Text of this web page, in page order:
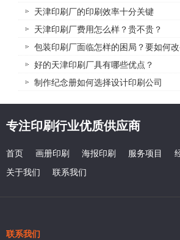
天津印刷厂的印刷效率十分关键
天津印刷厂费用怎么样？贵不贵？
包装印刷厂面临怎样的困局？要如何
好的天津印刷厂具有哪些优点？
制作纪念册如何选择设计印刷公司
专注印刷行业优质供应商
首页 画册印刷 海报印刷 服务项目
关于我们
联系我们
联系我们